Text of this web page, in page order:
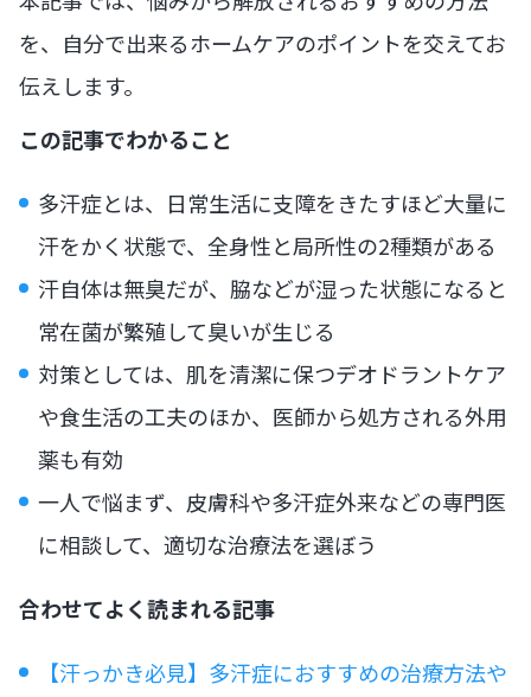
を、自分で出来るホームケアのポイントを交えてお
伝えします。
この記事でわかること
多汗症とは、日常生活に支障をきたすほど大量に
汗をかく状態で、全身性と局所性の2種類がある
汗自体は無臭だが、脇などが湿った状態になると
常在菌が繁殖して臭いが生じる
対策としては、肌を清潔に保つデオドラントケア
や食生活の工夫のほか、医師から処方される外用
薬も有効
一人で悩まず、皮膚科や多汗症外来などの専門医
に相談して、適切な治療法を選ぼう
合わせてよく読まれる記事
【汗っかき必見】多汗症におすすめの治療方法や